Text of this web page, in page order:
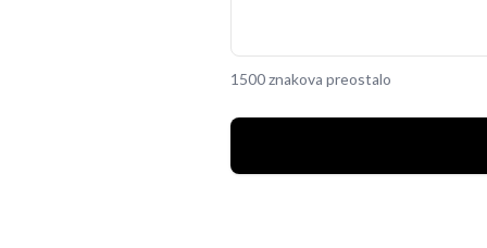
1500 znakova preostalo